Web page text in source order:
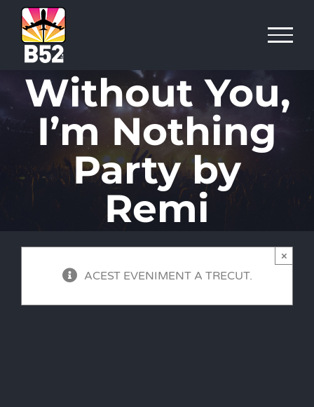
Skip
content
Without You,
I’m Nothing
Party by
Remi
ACEST EVENIMENT A TRECUT.
×